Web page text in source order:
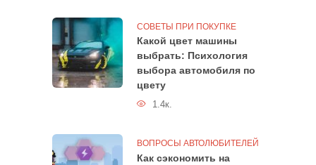
СОВЕТЫ ПРИ ПОКУПКЕ
Какой цвет машины
выбрать: Психология
выбора автомобиля по
цвету
1.4к.
ВОПРОСЫ АВТОЛЮБИТЕЛЕЙ
Как сэкономить на